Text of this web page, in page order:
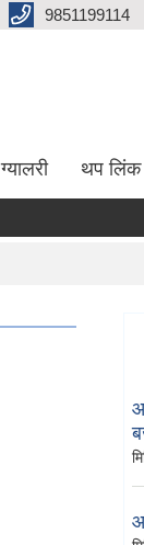
9851199114
ग्यालरी थप लिंक